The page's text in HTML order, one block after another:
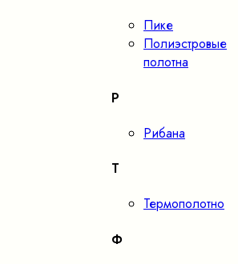
Пике
Полиэстровые
полотна
Р
Рибана
Т
Термополотно
Ф